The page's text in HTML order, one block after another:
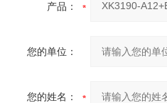
产品：
您的单位：
您的姓名：